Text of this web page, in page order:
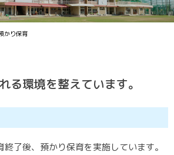
かり保育
る環境を整えています。
了後、預かり保育を実施しています。